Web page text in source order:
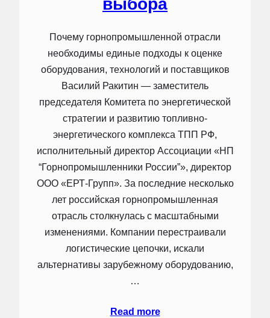
выбора
Почему горнопромышленной отрасли
необходимы единые подходы к оценке
оборудования, технологий и поставщиков
Василий Ракитин — заместитель
председателя Комитета по энергетической
стратегии и развитию топливно-
энергетического комплекса ТПП РФ,
исполнительный директор Ассоциации «НП
“Горнопромышленники России”», директор
ООО «ЕРТ-Групп». За последние несколько
лет российская горнопромышленная
отрасль столкнулась с масштабными
изменениями. Компании перестраивали
логистические цепочки, искали
альтернативы зарубежному оборудованию,
…
Read more